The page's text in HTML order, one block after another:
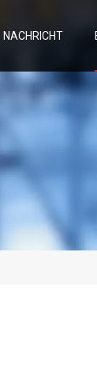
NACHRICHT